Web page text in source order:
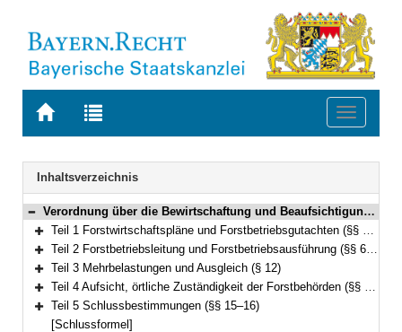
Zur
BAYERN.RECHT
Zur
letzten
Suche
Toggle
Navigation
Inhaltsverzeichnis
Bereich reduzieren
Verordnung über die Bewirtschaftung und Beaufsichtigung des Körperschaftswaldes (Körperschaftswaldverordnung – KWaldV) Vom 9. Februar 2007 (GVBl. S. 196) BayRS 7902-3-L (§§ 1–16)
Bereich erweitern
Teil 1 Forstwirtschaftspläne und Forstbetriebsgutachten (§§ 1–5)
Bereich erweitern
Teil 2 Forstbetriebsleitung und Forstbetriebsausführung (§§ 6–11)
Bereich erweitern
Teil 3 Mehrbelastungen und Ausgleich (§ 12)
Bereich erweitern
Teil 4 Aufsicht, örtliche Zuständigkeit der Forstbehörden (§§ 13–14)
Bereich erweitern
Teil 5 Schlussbestimmungen (§§ 15–16)
[Schlussformel]